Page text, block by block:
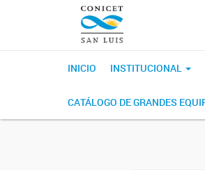
INICIO INSTITUCIONAL
CATÁLOGO DE GRANDES